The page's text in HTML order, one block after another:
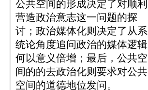
公共空间的形成决定了对顺利
营造政治意志这一问题的探
讨；政治媒体化则决定了从系
统论角度追问政治的媒体逻辑
何以意义倍增；最后，公共空
间的的去政治化则要求对公共
空间的道德地位发问。